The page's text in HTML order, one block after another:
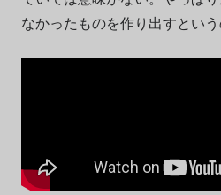
なかったものを作り出すという